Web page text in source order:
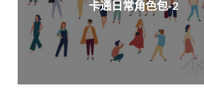
卡通日常角色包-2